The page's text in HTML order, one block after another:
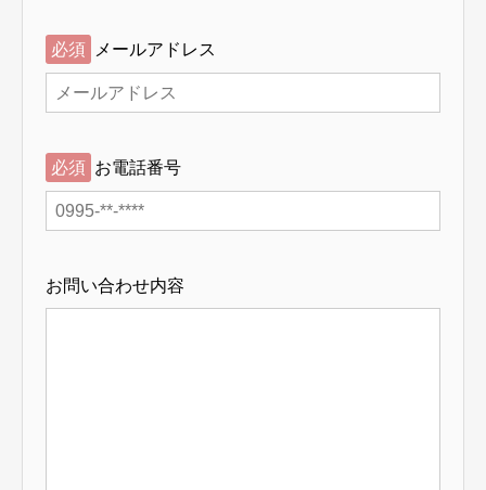
必須 メールアドレス
必須 お電話番号
お問い合わせ内容